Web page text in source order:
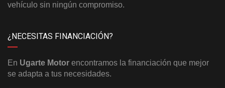
vehículo sin ningún compromiso.
¿NECESITAS FINANCIACIÓN?
En Ugarte Motor encontramos la financiación que mejor
se adapta a tus necesidades.